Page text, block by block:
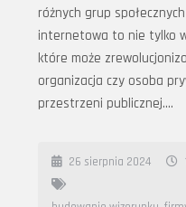
różnych grup
internetowa to nie tylko
które może
organizacja czy osoba
przestrzeni publicznej….
26 sierpnia 2024